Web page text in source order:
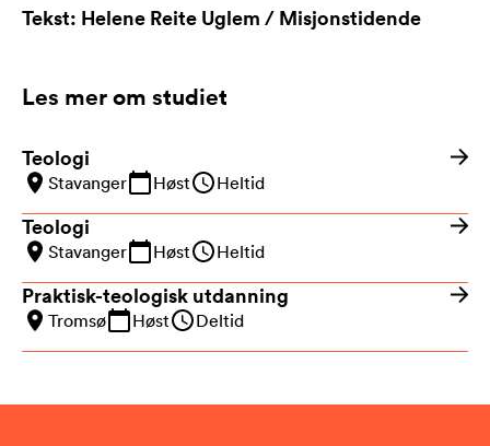
Tekst: Helene Reite Uglem / Misjonstidende
Les mer om studiet
Teologi
Stavanger Høst Heltid
Teologi
Stavanger Høst Heltid
Praktisk-teologisk utdanning
Tromsø Høst Deltid